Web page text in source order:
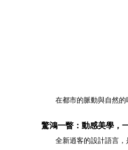
在都市的脈動與自然
驚鴻一瞥：動感美學，
全新逍客的設計語言